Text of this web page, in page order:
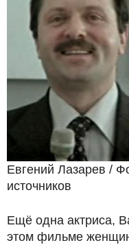
Евгений Лазарев /
источников
Ещё одна актриса,
этом фильме